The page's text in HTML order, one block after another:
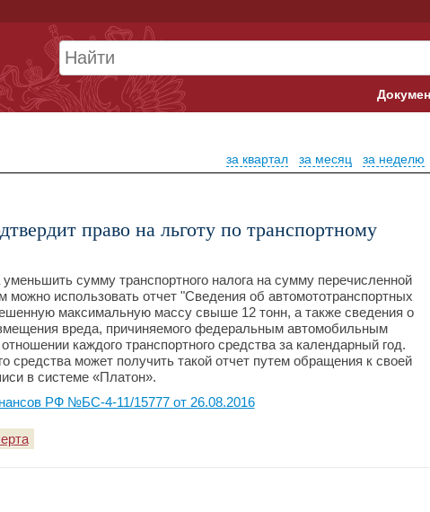
Банк
Минфин
за неделю
за месяц
за квартал
право на льготу по транспортному
сумму транспортного налога на сумму перечисленной
можно использовать отчет "Сведения об автомототранспортных
максимальную массу свыше 12 тонн, а также сведения о
вреда, причиняемого федеральным автомобильным
каждого транспортного средства за календарный год.
средства может получить такой отчет путем обращения к своей
в системе «Платон».
РФ №БС-4-11/15777 от 26.08.2016